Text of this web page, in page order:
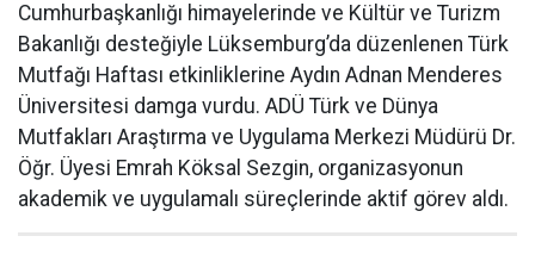
Cumhurbaşkanlığı himayelerinde ve Kültür ve Turizm
Bakanlığı desteğiyle Lüksemburg’da düzenlenen Türk
Mutfağı Haftası etkinliklerine Aydın Adnan Menderes
Üniversitesi damga vurdu. ADÜ Türk ve Dünya
Mutfakları Araştırma ve Uygulama Merkezi Müdürü Dr.
Öğr. Üyesi Emrah Köksal Sezgin, organizasyonun
akademik ve uygulamalı süreçlerinde aktif görev aldı.